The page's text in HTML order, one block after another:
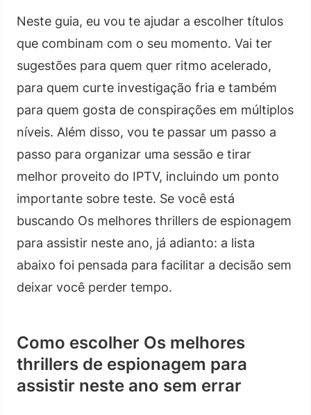
Neste guia, eu vou te ajudar a escolher títulos
que combinam com o seu momento. Vai ter
sugestões para quem quer ritmo acelerado,
para quem curte investigação fria e também
para quem gosta de conspirações em múltiplos
níveis. Além disso, vou te passar um passo a
passo para organizar uma sessão e tirar
melhor proveito do IPTV, incluindo um ponto
importante sobre teste. Se você está
buscando Os melhores thrillers de espionagem
para assistir neste ano, já adianto: a lista
abaixo foi pensada para facilitar a decisão sem
deixar você perder tempo.
Como escolher Os melhores
thrillers de espionagem para
assistir neste ano sem errar